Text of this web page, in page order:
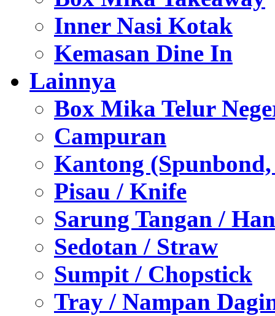
Inner Nasi Kotak
Kemasan Dine In
Lainnya
Box Mika Telur
Campuran
Kantong
Pisau / Knife
Sarung Tangan /
Sedotan / Straw
Sumpit / Chopstick
Tray / Nampan